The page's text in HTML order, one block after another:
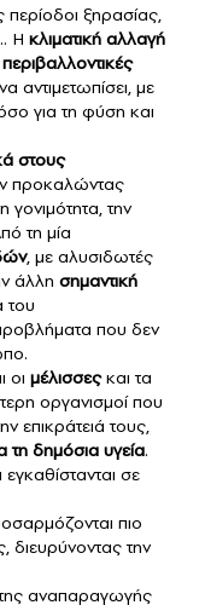
ξηρασίας,
Η κλιματική αλλαγή
αντιμετωπίσει, με
για τη φύση και
στους
προκαλώντας
την
τη μία
, με αλυσιδωτές
άλλη σημαντική
του
που δεν
οι μέλισσεςκαι τα
οργανισμοί που
επικράτειά τους,
τηδημόσια υγεία.
σε
πιο
την
αναπαραγωγής